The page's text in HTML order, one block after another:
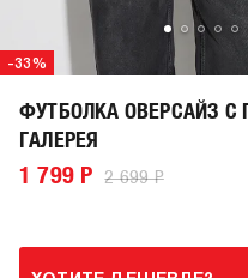
-33%
ФУТБОЛКА ОВЕРСАЙЗ С
ГАЛЕРЕЯ
1 799 Р 2 699 Р